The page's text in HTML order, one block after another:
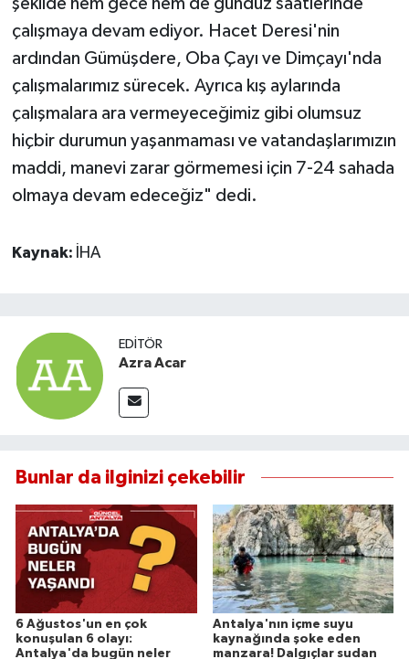
çalışmaya devam ediyor. Hacet Deresi'nin
ardından Gümüşdere, Oba Çayı ve Dimçayı'nda
çalışmalarımız sürecek. Ayrıca kış aylarında
çalışmalara ara vermeyeceğimiz gibi olumsuz
hiçbir durumun yaşanmaması ve vatandaşlarımızın
maddi, manevi zarar görmemesi için 7-24 sahada
olmaya devam edeceğiz" dedi.
Kaynak: İHA
EDITÖR
Azra Acar
Bunlar da ilginizi çekebilir
6 Ağustos'un en çok
konuşulan 6 olayı:
Antalya'da bugün neler
Antalya'nın içme suyu
kaynağında şoke eden
manzara! Dalgıçlar sudan